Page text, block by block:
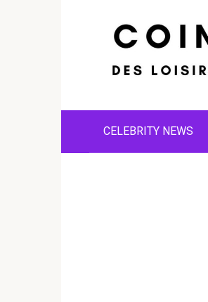
CELEBRITY NEWS